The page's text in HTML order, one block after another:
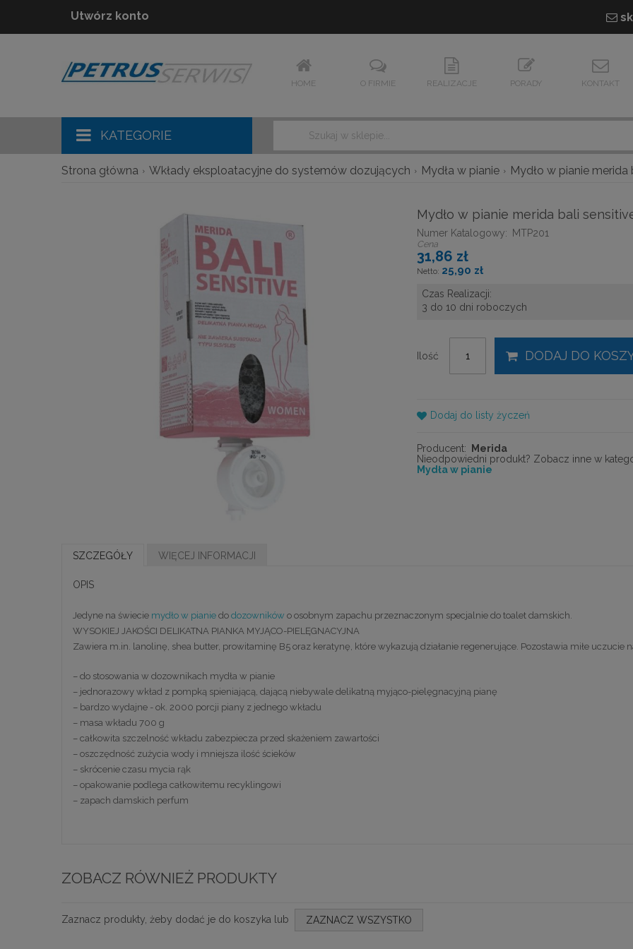
Utwórz konto
HOME O FIRMIE REALIZACJE PORADY KONTAKT
KATEGORIE
Strona główna Wkłady eksploatacyjne do systemów dozujących Mydła w pianie Mydło w pianie
Mydło w pianie merida bali
Numer Katalogowy: MTP201
Cena
31,86 zł
25,90 zł
Czas Realizacji:
3 do 10 dni roboczych
Ilość DODAJ DO
Dodaj do listy życzeń
Producent:
Merida
Nieodpowiedni produkt? Zobacz inne w
Mydła w pianie
SZCZEGÓŁY
OPIS
Jedyne na świecie mydło w pianie do dozowników o osobnym zapachu przeznaczonym specjalnie do toalet damskich.
WYSOKIEJ JAKOŚCI DELIKATNA PIANKA MYJĄCO-PIELĘGNACYJNA
Zawiera m.in. lanolinę, shea butter, prowitaminę B5 oraz keratynę, które wykazują działanie regenerujące. Pozostawia miłe uczucie
– do stosowania w dozownikach mydła w pianie
– jednorazowy wkład z pompką spieniającą, dającą niebywale delikatną myjąco-pielęgnacyjną pianę
– bardzo wydajne - ok. 2000 porcji piany z jednego wkładu
– masa wkładu 700 g
– całkowita szczelność wkładu zabezpiecza przed skażeniem zawartości
– oszczędność zużycia wody i mniejsza ilość ścieków
– skrócenie czasu mycia rąk
– opakowanie podlega całkowitemu recyklingowi
– zapach damskich perfum
WIĘCEJ INFORMACJI
ZOBACZ RÓWNIEŻ PRODUKTY
Zaznacz produkty, żeby dodać je do koszyka lub ZAZNACZ WSZYSTKO